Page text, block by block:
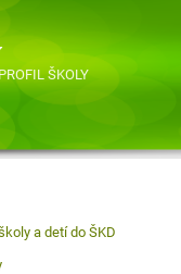
PROFIL ŠKOLY
a detí do ŠKD